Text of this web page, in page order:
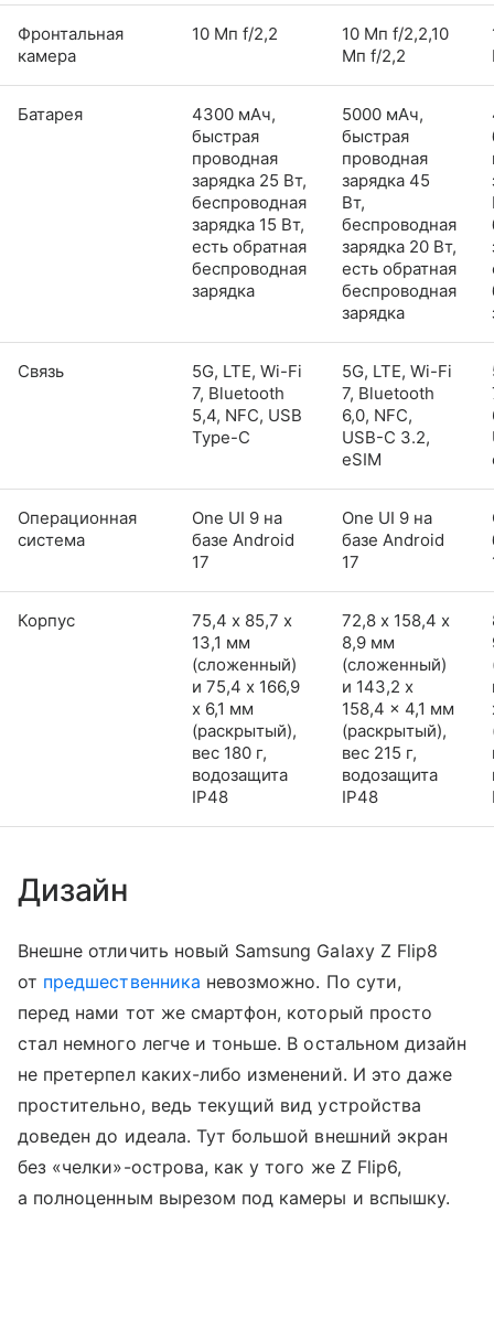
Фронтальная
камера
10 Мп f/2,2
10 Мп f/2,2,10
Мп f/2,2
Батарея
4300 мАч,
быстрая
проводная
зарядка 25 Вт,
беспроводная
зарядка 15 Вт,
есть обратная
беспроводная
зарядка
5000 мАч,
быстрая
проводная
зарядка 45
Вт,
беспроводная
зарядка 20 Вт,
есть обратная
беспроводная
зарядка
Связь
5G, LTE, Wi-Fi
7, Bluetooth
5,4, NFC, USB
Type-C
5G, LTE, Wi-Fi
7, Bluetooth
6,0, NFC,
USB-C 3.2,
eSIM
Операционная
система
One UI 9 на
базе Android
17
One UI 9 на
базе Android
17
Корпус
75,4 х 85,7 х
13,1 мм
(сложенный)
и 75,4 x 166,9
x 6,1 мм
(раскрытый),
вес 180 г,
водозащита
IP48
72,8 х 158,4 х
8,9 мм
(сложенный)
и 143,2 x
158,4 x 4,1 мм
(раскрытый),
вес 215 г,
водозащита
IP48
Дизайн
Внешне отличить новый Samsung Galaxy Z Flip8
от предшественника невозможно. По сути,
перед нами тот же смартфон, который просто
стал немного легче и тоньше. В остальном дизайн
не претерпел каких-либо изменений. И это даже
простительно, ведь текущий вид устройства
доведен до идеала. Тут большой внешний экран
без «челки»-острова, как у того же Z Flip6,
а полноценным вырезом под камеры и вспышку.